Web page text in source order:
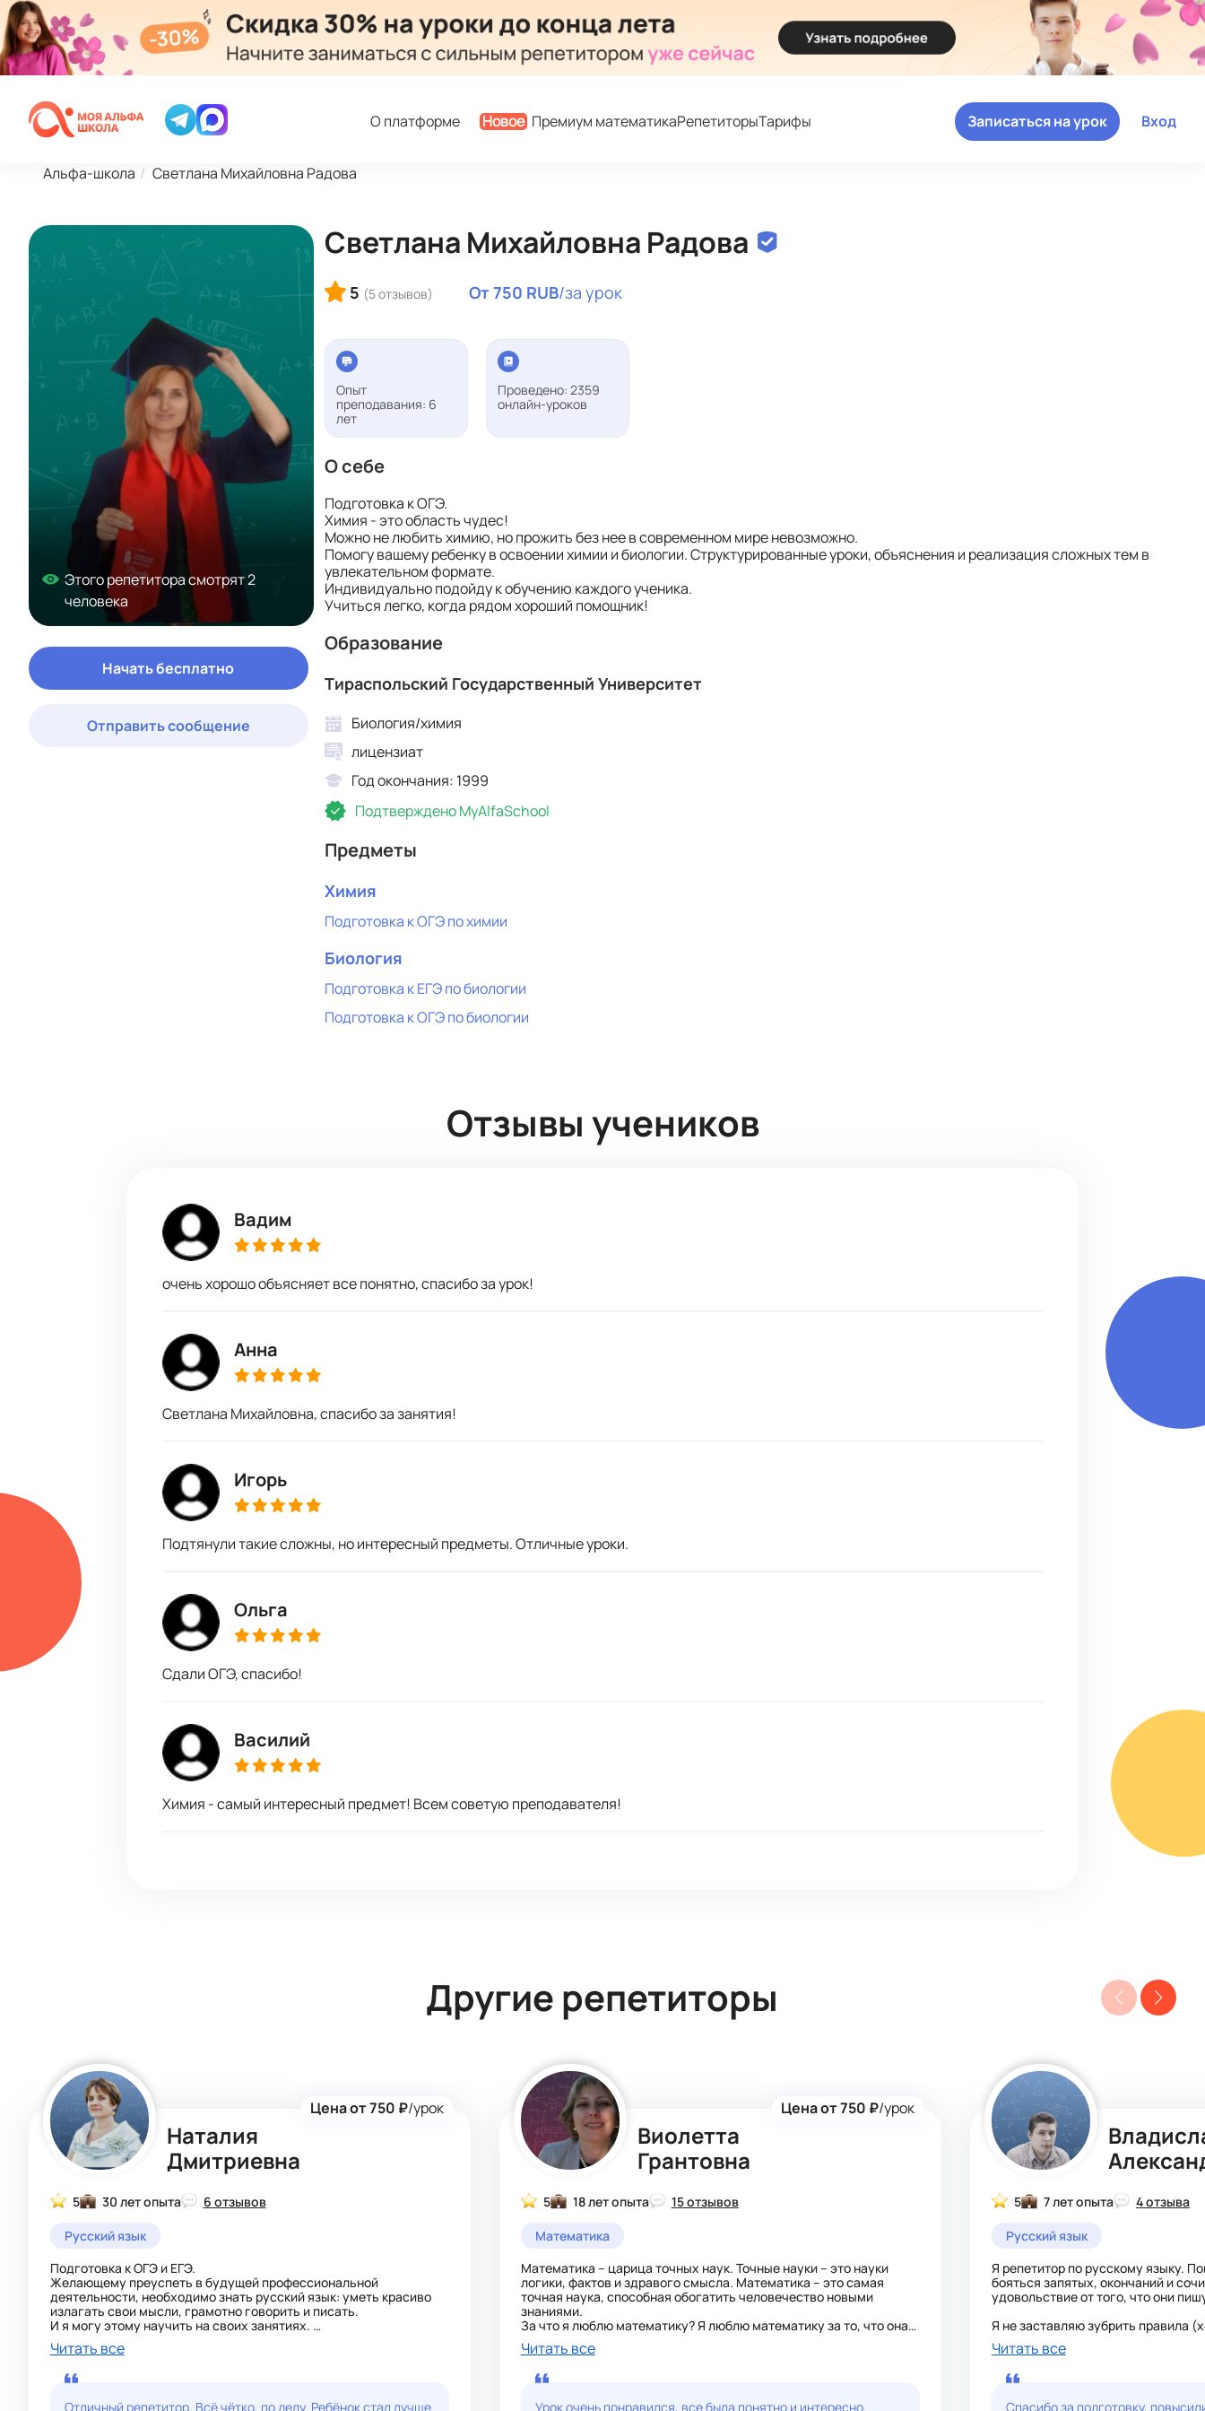
О платформе Новое Премиум математикаРепетиторыТарифы Вход
Записаться на урок
Альфа-школа Светлана Михайловна Радова
Этого репетитора смотрят 2
человека
Светлана Михайловна Радова
5 (5 отзывов) От 750 RUB/за урок
Начать бесплатно
Отправить сообщение
Опыт
преподавания: 6
лет
Проведено: 2359
онлайн-уроков
О себе
Подготовка к ОГЭ.
Химия - это область чудес!
Можно не любить химию, но прожить без нее в современном мире невозможно.
Помогу вашему ребенку в освоении химии и биологии. Структурированные уроки, объяснения и реализация сложных тем в
увлекательном формате.
Индивидуально подойду к обучению каждого ученика.
Учиться легко, когда рядом хороший помощник!
Образование
Тираспольский Государственный Университет
Биология/химия
лицензиат
Год окончания: 1999
Подтверждено MyAlfaSchool
Предметы
Химия
Подготовка к ОГЭ по химии
Биология
Подготовка к ЕГЭ по биологии
Подготовка к ОГЭ по биологии
Отзывы учеников
Вадим
очень хорошо объясняет все понятно, спасибо за урок!
Анна
Светлана Михайловна, спасибо за занятия!
Игорь
Подтянули такие сложны, но интересный предметы. Отличные уроки.
Ольга
Сдали ОГЭ, спасибо!
Василий
Химия - самый интересный предмет! Всем советую преподавателя!
Другие репетиторы
Наталия
Дмитриевна
Цена от 750 ₽/урок
5 30 лет опыта
6 отзывов
Русский язык
Подготовка к ОГЭ и ЕГЭ.
Желающему преуспеть в будущей профессиональной
деятельности, необходимо знать русский язык: уметь красиво
излагать свои мысли, грамотно говорить и писать.
И я могу этому научить на своих занятиях.
В доступной форме доношу сложный материал, использую
индивидуальный подход к каждому ребенку.
обеспечиваю высокий результат на экзаменах.
Читать все
Отличный репетитор. Всё чётко, по делу. Ребёнок стал лучше
Виолетта
Грантовна
Цена от 750 ₽/урок
5 18 лет опыта
15 отзывов
Математика
Математика – царица точных наук. Точные науки – это науки
логики, фактов и здравого смысла. Математика – это самая
точная наука, способная обогатить человечество новыми
знаниями.
За что я люблю математику? Я люблю математику за то, что она
дисциплинирует и воспитывает ум. В ней все подчиняется
определенным правилам, которые легко понять, и которые
Могу уверенно сказать, что я - Эксперт по математике. Откроем
Читать все
Урок очень понравился, все была понятно и интересно.
5 7 лет опыта
4 отзыва
Русский язык
Я репетитор по русскому языку.
бояться запятых, окончаний и
удовольствие от того, что они
Я не заставляю зубрить правила
логику языка — чтобы ученик
Подстраиваюсь под каждого:
неожиданные (мемы, песни,
Читать все
Спасибо за подготовку,